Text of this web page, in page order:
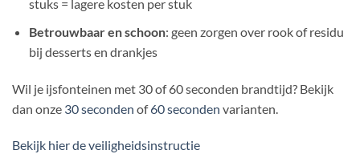
stuks = lagere kosten per stuk
Betrouwbaar en schoon: geen zorgen over rook of residu
bij desserts en drankjes
Wil je ijsfonteinen met 30 of 60 seconden brandtijd? Bekijk
dan onze 30 seconden of60 seconden varianten.
Bekijk hier de veiligheidsinstructie